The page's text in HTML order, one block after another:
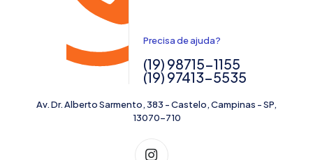
Precisa de ajuda?
(19) 98715-1155
(19) 97413-5535
Av. Dr. Alberto Sarmento, 383 - Castelo, Campinas - SP,
13070-710